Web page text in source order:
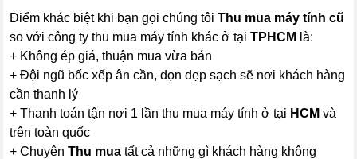
Điểm khác biệt khi bạn gọi chúng tôiThu mua máy tính cũ
so với công ty thu mua máy tính khác ở tạiTPHCM là:
+ Không ép giá, thuận mua vừa bán
+ Đội ngũ bốc xếp ân cần, dọn dẹp sạch sẽ nơi khách hàng
cần thanh lý
+ Thanh toán tận nơi 1 lần thu mua máy tính ở tại HCM và
trên toàn quốc
+ ChuyênThu mua tất cả những gì khách hàng không